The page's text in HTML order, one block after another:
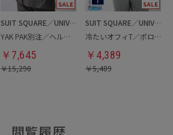
SUIT SQUARE／UNIVERSAL LANGUAGE
YAK PAK別注／ヘルメットバッグ
￥ 7,645
￥15,290
SUIT SQUARE／UNIVERSAL LANGUAGE
冷たいオフィT／ポロシャツ
￥ 4,389
￥5,489